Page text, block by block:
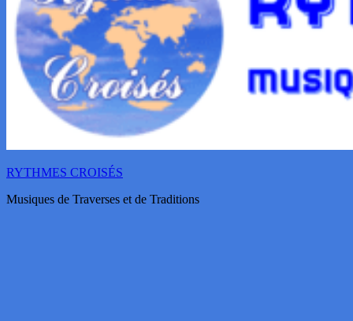
RYTHMES CROISÉS
Musiques de Traverses et de Traditions